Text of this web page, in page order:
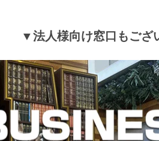
▼法人様向け窓口もござ